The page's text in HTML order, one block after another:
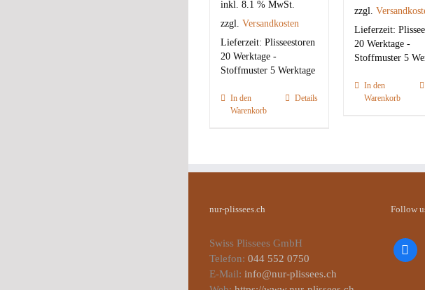
inkl. 8.1 % MwSt.
zzgl. Versandkosten
Lieferzeit: Plisseestoren
20 Werktage -
Stoffmuster 5 Werktage
In den
Warenkorb
Details
zzgl.
Lieferzeit:
20 Werktage -
Stoffmuster 5
In den
Warenkorb
nur-plissees.ch
Swiss Plissees GmbH
Telefon: 044 552 0750
E-Mail: info@nur-plissees.ch
Follow